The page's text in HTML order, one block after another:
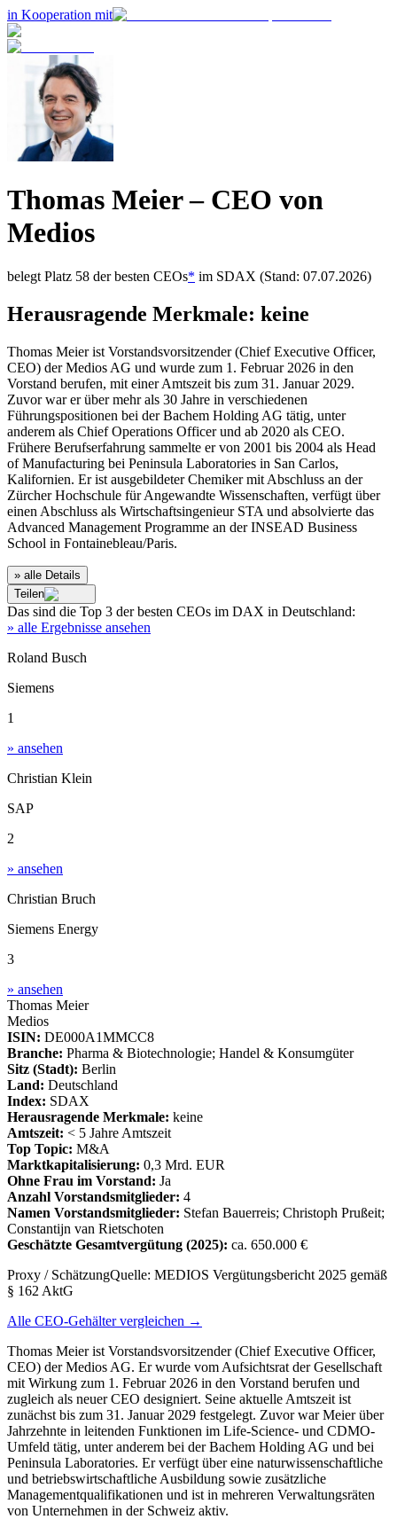
in Kooperation mit
Thomas Meier– CEO von
Medios
belegt Platz 58 der besten CEOs* im SDAX (Stand: 07.07.2026)
Herausragende Merkmale: keine
Thomas Meier ist Vorstandsvorsitzender (Chief Executive Officer,
CEO) der Medios AG und wurde zum 1. Februar 2026 in den
Vorstand berufen, mit einer Amtszeit bis zum 31. Januar 2029.
Zuvor war er über mehr als 30 Jahre in verschiedenen
Führungspositionen bei der Bachem Holding AG tätig, unter
anderem als Chief Operations Officer und ab 2020 als CEO.
Frühere Berufserfahrung sammelte er von 2001 bis 2004 als Head
of Manufacturing bei Peninsula Laboratories in San Carlos,
Kalifornien. Er ist ausgebildeter Chemiker mit Abschluss an der
Zürcher Hochschule für Angewandte Wissenschaften, verfügt über
einen Abschluss als Wirtschaftsingenieur STA und absolvierte das
Advanced Management Programme an der INSEAD Business
School in Fontainebleau/Paris.
» alle Details
Teilen
Das sind die Top 3 der besten CEOs im DAX in Deutschland:
» alle Ergebnisse ansehen
Roland Busch
Siemens
1
» ansehen
Christian Klein
SAP
2
» ansehen
Christian Bruch
Siemens Energy
3
» ansehen
Thomas Meier
Medios
ISIN: DE000A1MMCC8
Branche: Pharma & Biotechnologie; Handel & Konsumgüter
Sitz (Stadt): Berlin
Land: Deutschland
Index: SDAX
Herausragende Merkmale: keine
Amtszeit: < 5 Jahre Amtszeit
Top Topic: M&A
Marktkapitalisierung: 0,3 Mrd. EUR
Ohne Frau im Vorstand: Ja
Anzahl Vorstandsmitglieder: 4
Namen Vorstandsmitglieder: Stefan Bauerreis; Christoph Prußeit;
Constantijn van Rietschoten
Geschätzte Gesamtvergütung (2025): ca. 650.000 €
Proxy / SchätzungQuelle: MEDIOS Vergütungsbericht 2025 gemäß
§ 162 AktG
Alle CEO-Gehälter vergleichen →
Thomas Meier ist Vorstandsvorsitzender (Chief Executive Officer,
CEO) der Medios AG. Er wurde vom Aufsichtsrat der Gesellschaft
mit Wirkung zum 1. Februar 2026 in den Vorstand berufen und
zugleich als neuer CEO designiert. Seine aktuelle Amtszeit ist
zunächst bis zum 31. Januar 2029 festgelegt. Zuvor war Meier über
Jahrzehnte in leitenden Funktionen im Life-Science- und CDMO-
Umfeld tätig, unter anderem bei der Bachem Holding AG und bei
Peninsula Laboratories. Er verfügt über eine naturwissenschaftliche
und betriebswirtschaftliche Ausbildung sowie zusätzliche
Managementqualifikationen und ist in mehreren Verwaltungsräten
von Unternehmen in der Schweiz aktiv.